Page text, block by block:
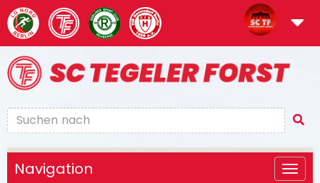
Navigation